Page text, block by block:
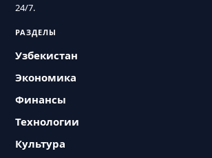
24/7.
РАЗДЕЛЫ
Узбекистан
Экономика
Финансы
Технологии
Культура